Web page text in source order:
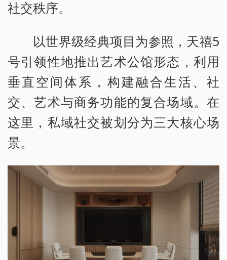
社交秩序。
以世界级经典项目为参照，天禧5
号引领性地推出艺术公馆形态，利用
垂直空间体系，构建融合生活、社
交、艺术与商务功能的复合场域。在
这里，私域社交被划分为三大核心场
景。